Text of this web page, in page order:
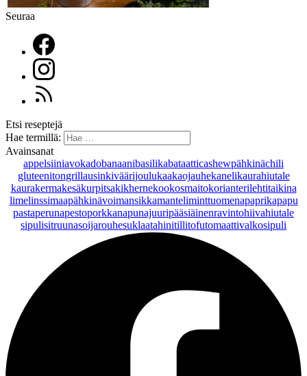
Seuraa
Etsi reseptejä
Hae termillä:
Avainsanat
appelsiiniavokadobanaanibasilikabataatticashewpähkinächili
gluteenitongrillausinkiväärijoulukaakaojauhekanelikaurahiutale
kaurakermakesäkurpitsakikhernekookosmaitokorianterilehtitaikina
limelinssimaapähkinävoimansikkamanteliminttuomenapaprikapapu
pastaperunapestoporkkanapunajuuripääsiäinenravintohiivahiutale
sipulisitruunasoijarouhesuklaatahinitillitofutomaattivalkosipuli